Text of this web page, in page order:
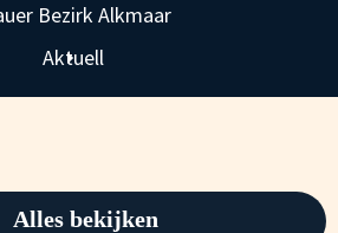
Bezirk Alkmaar
Aktuell
Alles bekijken